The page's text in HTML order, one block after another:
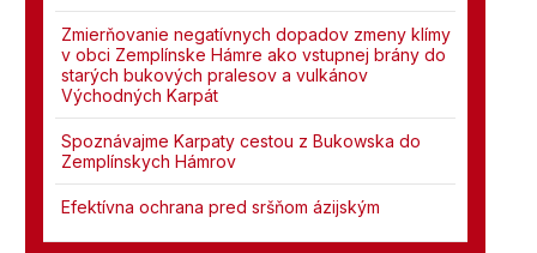
Zmierňovanie negatívnych dopadov zmeny klímy
v obci Zemplínske Hámre ako vstupnej brány do
starých bukových pralesov a vulkánov
Východných Karpát
Spoznávajme Karpaty cestou z Bukowska do
Zemplínskych Hámrov
Efektívna ochrana pred sršňom ázijským